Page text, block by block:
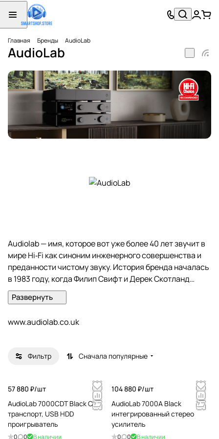
Главная Бренды AudioLab
AudioLab
Audiolab — имя, которое вот уже более 40 лет звучит в
мире Hi‑Fi как синоним инженерного совершенства и
преданности чистому звуку. История бренда началась
в 1983 году, когда Филип Свифт и Дерек Скотланд
смело ворвались на британскую Hi‑Fi‑сцену,
предложив слушателям электронику, в которой
точностью воспроизведения.
остались незамеченными: потенциал бренда оценила
Wharfedale, QUAD, Mission, Leak и Castle. Сохранив дух
и производственные традиции Audiolab, IAG в 2005
году дала бренду новую жизнь — и свет увидели новые
знаковые модели, продолжившие славную историю
марки.
www.audiolab.co.uk
Фильтр Сначала популярные
57 880 ₽/шт
AudioLab 7000CDT Black CD-
транспорт, USB HDD
проигрыватель
0 0 В наличии
104 880 ₽/шт
AudioLab 7000A Black
интегрированный стерео
усилитель
0 0 В наличии